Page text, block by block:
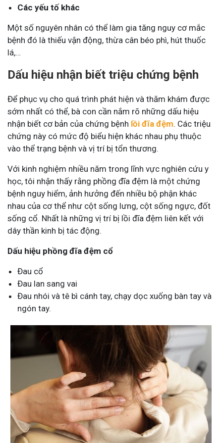
Các yếu tố khác
Một số nguyên nhân có thể làm gia tăng nguy cơ mắc
bệnh đó là thiếu vận động, thừa cân béo phì, hút thuốc
lá,…
Dấu hiệu nhận biết triệu chứng bệnh
Để phục vụ cho quá trình phát hiện và thăm khám được
sớm nhất có thể, bà con cần nắm rõ những dấu hiệu
nhận biết cơ bản của chứng bệnh lồi đĩa đệm. Các triệu
chứng này có mức độ biểu hiện khác nhau phụ thuộc
vào thể trạng bệnh và vị trí bị tổn thương.
Với kinh nghiệm nhiều năm trong lĩnh vực nghiên cứu y
học, tôi nhận thấy rằng phồng đĩa đệm là một chứng
bệnh nguy hiểm, ảnh hưởng đến nhiều bộ phận khác
nhau của cơ thể như cột sống lưng, cột sống ngực, đốt
sống cổ. Nhất là những vị trí bị lồi đĩa đệm liên kết với
dây thần kinh bị tác động.
Dấu hiệu phồng đĩa đệm cổ
Đau cổ
Đau lan sang vai
Đau nhói và tê bì cánh tay, chạy dọc xuống bàn tay và
ngón tay.